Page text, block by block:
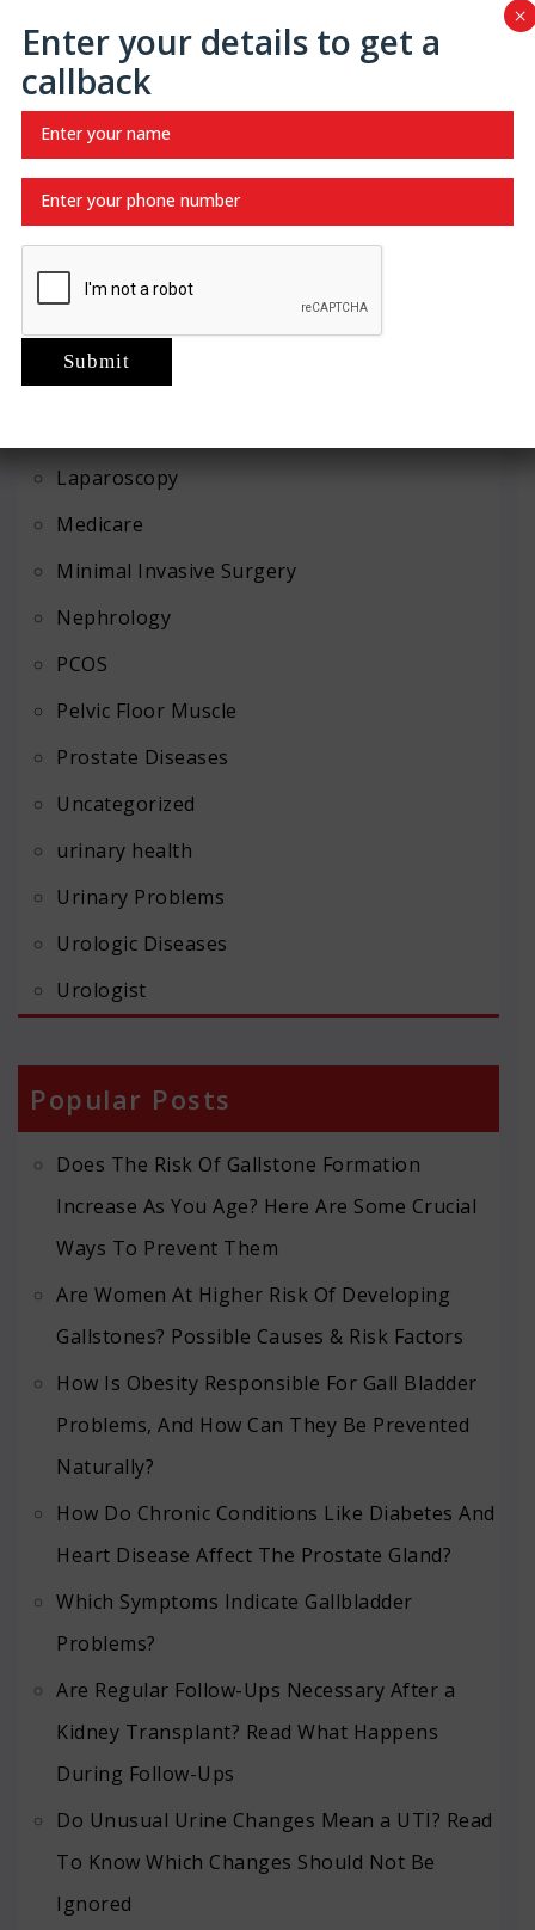
Gallbladder disease
Gallstones
Hernia Repair
hernia treatment
Hindi
Infertility
Kidney Cancer
Kidney Diseases
Laparoscopy
Medicare
Minimal Invasive Surgery
Nephrology
PCOS
Pelvic Floor Muscle
Prostate Diseases
Uncategorized
urinary health
Urinary Problems
Urologic Diseases
Urologist
Popular Posts
Does The Risk Of Gallstone Formation
Increase As You Age? Here Are Some Crucial
Ways To Prevent Them
Are Women At Higher Risk Of Developing
Gallstones? Possible Causes & Risk Factors
How Is Obesity Responsible For Gall Bladder
Problems, And How Can They Be Prevented
Naturally?
How Do Chronic Conditions Like Diabetes And
Heart Disease Affect The Prostate Gland?
Which Symptoms Indicate Gallbladder
Problems?
Are Regular Follow-Ups Necessary After a
Kidney Transplant? Read What Happens
During Follow-Ups
Do Unusual Urine Changes Mean a UTI? Read
To Know Which Changes Should Not Be
Ignored
Enter your details to get a
callback
×